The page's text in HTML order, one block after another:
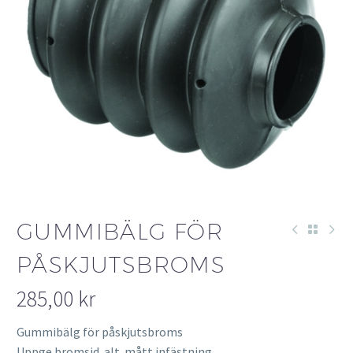
GUMMIBÄLG FÖR
PÅSKJUTSBROMS
285,00 kr
Gummibälg för påskjutsbroms